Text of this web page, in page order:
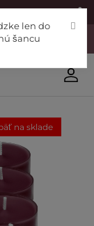
do 30. novembra
objednávku!
na sklade
len do
šancu